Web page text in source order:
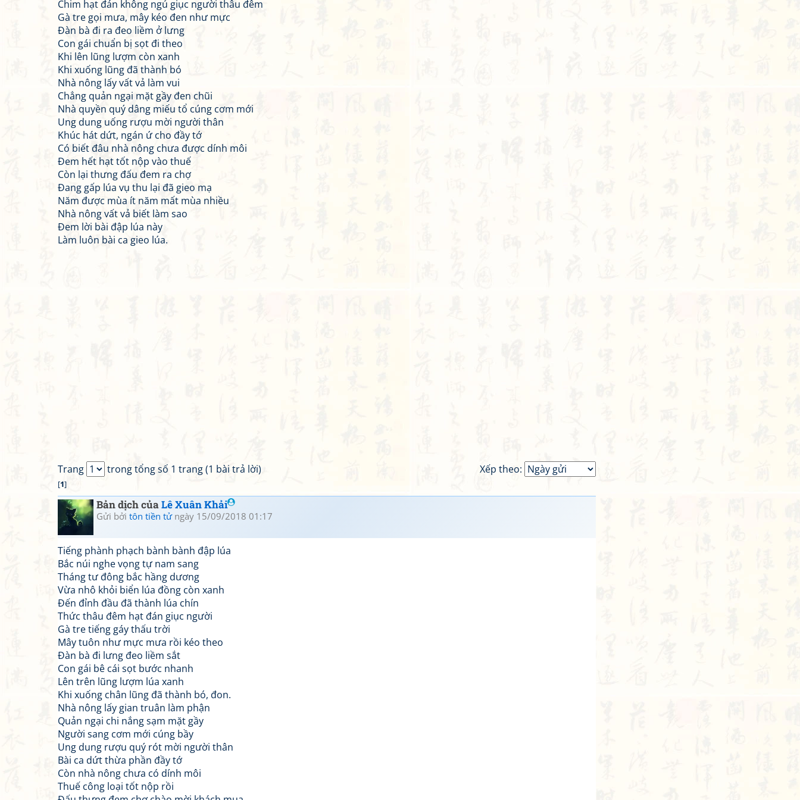
Chim hạt đán không ngủ giục người thâu đêm
Gà tre gọi mưa, mây kéo đen như mực
Đàn bà đi ra đeo liềm ở lưng
Con gái chuẩn bị sọt đi theo
Khi lên lũng lượm còn xanh
Khi xuống lũng đã thành bó
Nhà nông lấy vất vả làm vui
Chẳng quản ngại mặt gầy đen chũi
Nhà quyền quý dâng miếu tổ cúng cơm mới
Ung dung uống rượu mời người thân
Khúc hát dứt, ngán ứ cho đầy tớ
Có biết đâu nhà nông chưa được dính môi
Đem hết hạt tốt nộp vào thuế
Còn lại thưng đấu đem ra chợ
Đang gấp lúa vụ thu lại đã gieo mạ
Năm được mùa ít năm mất mùa nhiều
Nhà nông vất vả biết làm sao
Đem lời bài đập lúa này
Làm luôn bài ca gieo lúa.
Xếp theo:
Trang trong tổng số 1 trang (1 bài trả lời)
[1]
Bản dịch củaLê Xuân Khải
Gửi bởi tôn tiền tửngày 15/09/2018 01:17
Tiếng phành phạch bành bành đập lúa
Bắc núi nghe vọng tự nam sang
Tháng tư đông bắc hầng dương
Vừa nhô khỏi biển lúa đồng còn xanh
Đến đỉnh đầu đã thành lúa chín
Thức thâu đêm hạt đán giục người
Gà tre tiếng gáy thấu trời
Mây tuôn như mực mưa rồi kéo theo
Đàn bà đi lưng đeo liềm sắt
Con gái bê cái sọt bước nhanh
Lên trên lũng lượm lúa xanh
Khi xuống chân lũng đã thành bó, đon.
Nhà nông lấy gian truân làm phận
Quản ngại chi nắng sạm mặt gầy
Người sang cơm mới cúng bầy
Ung dung rượu quý rót mời người thân
Bài ca dứt thừa phần đầy tớ
Còn nhà nông chưa có dính môi
Thuế công loại tốt nộp rồi